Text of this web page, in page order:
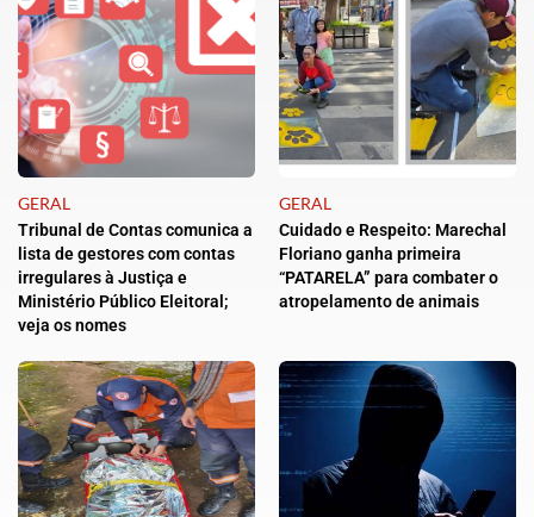
GERAL
Tribunal de Contas comunica a
lista de gestores com contas
irregulares à Justiça e
Ministério Público Eleitoral;
veja os nomes
GERAL
Cuidado e Respeito: Marechal
Floriano ganha primeira
“PATARELA” para combater o
atropelamento de animais